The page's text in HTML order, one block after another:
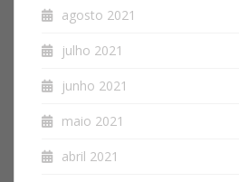
agosto 2021
julho 2021
junho 2021
maio 2021
abril 2021